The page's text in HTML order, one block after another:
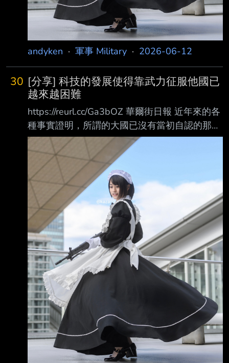
andyken · 軍事 Military · 2026-06-12
30 [分享] 科技的發展使得靠武力征服他國已
越來越困難
https://reurl.cc/Ga3bOZ 華爾街日報 近年來的各
種事實證明，所謂的大國已沒有當初自認的那麼
強大 自從去年就任後，美國總統川普毫不掩飾
地推動一種「強權即公理」的世界觀，希望依照
美國的勢力範圍重塑國際秩序，而這種思維與俄
羅斯或中國的觀點其實並沒有太大的差異 。當
時的世界似乎正朝著古希臘歷史學家修昔底德
（Thucydides）的一句名言發展：「強 者能為
所欲為，弱者則只能默默承受一切。」 這句話
出自於公元前416年雅典軍入侵米洛斯島時對當
地居民所說的話。今年1月，在歐洲 與川普因其
計劃奪